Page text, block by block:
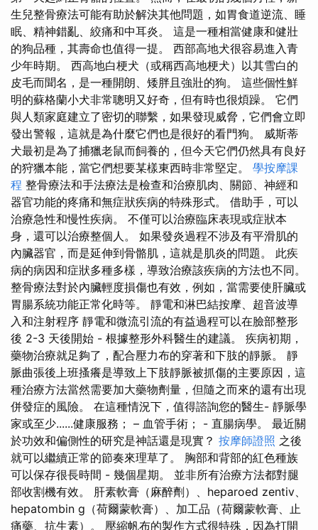
生兒整骨療法可能有助於解決其他問題，如​​胃食道逆流、睡
眠、精神錯亂、絞痛和中耳炎。 這是一種相當健康和健壯
的狗品種，其壽命也值得一提。 西部高地犬很容易進入青
少年時期。 西高地白梗犬（或稱西高地梗犬）以其雪白的
皮毛而聞名，是一種開朗、矮胖且強壯的狗。 這些個性鮮
明的蘇格蘭小犬非常聰明又好奇，但有時也很煩躁。 它們
與人類家庭建立了密切的聯繫，如果發現威脅，它們會立即
發出警報，這就是為什麼它們也是很好的看門狗。 威斯蒂
犬最初是為了捕獵老鼠而飼養的，但今天它們仍然具有良好
的狩獵本能，當它們想要某樣東西時非常堅定。 學按摩課
程 整骨療法和手法療法是檢查和治療肌肉、關節、神經和
器官功能的疼痛和無症狀疾病的特殊形式。 借助手，可以
治療急性和慢性疾病。 不僅可以治療臨床表現或症狀本
身，還可以治療整個人。 如果發炎過程不涉及有平滑肌的
內臟器官，而是延伸到骨骼肌，這就是肌炎的問題。 此疾
病的病因和症狀多種多樣，導致治療該疾病的方法也不同。
整骨療法對於內臟輕度損傷也有效，例如，當需要使肝臟或
胃腸系統功能正常化時等。 靜電和淋巴結按摩、超音波導
入和注射程序 靜電和微流引流的有益過程可以在臉部整形
後 2-3 天後開始 - 根據整形外科醫生的建議。 疾病初期，
藥物治療就足夠了，配合壓力布的穿著和下肢的靜脈。 靜
脈曲張後上班搔癢是導致上下肢靜脈被抓傷的主要原因，這
種治療方法當然需要加大藥物劑量，但隨之而來的還有出現
併發症的風險。 在這種情況下，值得諮詢您的醫生- 靜脈學
家或至少......健康服務； – 血管手術； - 直腸病學。 最近關
於功效和偏側性的研究是神話還是現實？ 按摩師證照 之後
就可以繼續正常的節奏來理草了。 胸部和背部的紅色種族
可以保存很長時間 - 幾個星期。 並非所有治療方法都對腿
部收割機有效。 肝素軟膏（麻醉劑）、heparoed zentiv、
hepatombin g（荷爾蒙軟膏）、加工品（荷爾蒙軟膏、止
痛藥、抗生素）。 壓縮帆布的製作方式很特殊，因為打開